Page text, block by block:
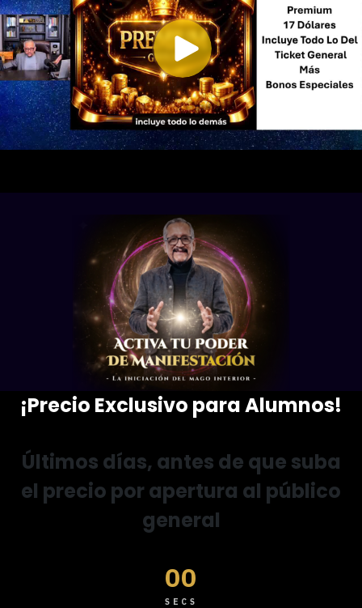
¡Precio Exclusivo para Alumnos!
Últimos días, antes de que suba
el precio por apertura al público
general
00
SECS